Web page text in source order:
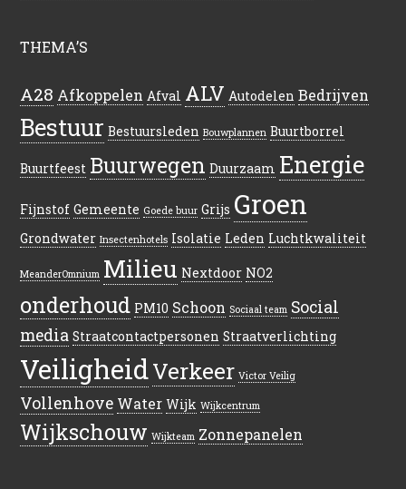
THEMA’S
A28 Afkoppelen Afval ALV Autodelen Bedrijven
Bestuur Bestuursleden Bouwplannen Buurtborrel
Buurtfeest Buurwegen Duurzaam Energie
Fijnstof Gemeente Goede buur Grijs Groen
Grondwater Insectenhotels Isolatie Leden Luchtkwaliteit
MeanderOmnium Milieu Nextdoor NO2
onderhoud PM10 Schoon Sociaal team Social
media Straatcontactpersonen Straatverlichting
VeiligheidVerkeer Victor Veilig
Vollenhove Water Wijk Wijkcentrum
Wijkschouw Wijkteam Zonnepanelen